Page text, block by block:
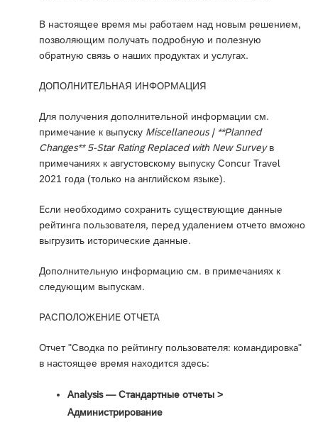
В настоящее время мы работаем над новым решением,
позволяющим получать подробную и полезную
обратную связь о наших продуктах и услугах.
ДОПОЛНИТЕЛЬНАЯ ИНФОРМАЦИЯ
Для получения дополнительной информации см.
примечание к выпуску Miscellaneous | **Planned
Changes** 5-Star Rating Replaced with New Surveyв
примечаниях к августовскому выпуску Concur Travel
2021 года (только на английском языке).
Если необходимо сохранить существующие данные
рейтинга пользователя, перед удалением отчето вможно
выгрузить исторические данные.
Дополнительную информацию см. в примечаниях к
следующим выпускам.
РАСПОЛОЖЕНИЕ ОТЧЕТА
Отчет "Сводка по рейтингу пользователя: командировка"
в настоящее время находится здесь:
Analysis — Стандартные отчеты >
Администрирование